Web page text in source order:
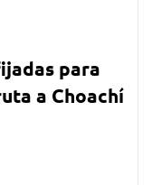
para
a Choachí